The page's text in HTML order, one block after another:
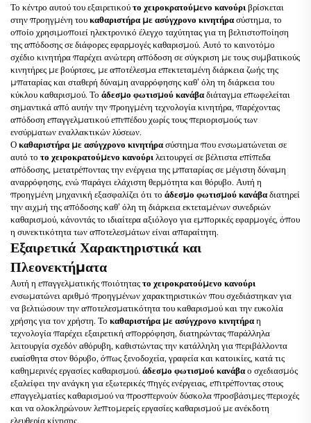
Το κέντρο αυτού του εξαιρετικούτο χειροκρατούμενο κανούρι βρίσκεται
στην προηγμένη τουκαθαριστήρα με ασύγχρονο κινητήρασύστημα, το
οποίο χρησιμοποιεί ηλεκτρονικό έλεγχο ταχύτητας για τη βελτιστοποίηση
της απόδοσης σε διάφορες εφαρμογές καθαρισμού. Αυτό το καινοτόμο
σχέδιο κινητήρα παρέχει ανώτερη απόδοση σε σύγκριση με τους συμβατικούς
κινητήρες με βούρτσες, με αποτέλεσμα επεκτεταμένη διάρκεια ζωής της
μπαταρίας και σταθερή δύναμη αναρρόφησης καθ’ όλη τη διάρκεια του
κύκλου καθαρισμού. Το άδεσμο φωτισμού κανάβαδιάταγμα επωφελείται
σημαντικά από αυτήν την προηγμένη τεχνολογία κινητήρα, παρέχοντας
απόδοση επαγγελματικού επιπέδου χωρίς τους περιορισμούς των
ενσύρματων εναλλακτικών λύσεων.
Οκαθαριστήρα με ασύγχρονο κινητήρασύστημα που ενσωματώνεται σε
αυτό το το χειροκρατούμενο κανούρι λειτουργεί σε βέλτιστα επίπεδα
απόδοσης, μετατρέποντας την ενέργεια της μπαταρίας σε μέγιστη δύναμη
αναρρόφησης, ενώ παράγει ελάχιστη θερμότητα και θόρυβο. Αυτή η
προηγμένη μηχανική εξασφαλίζει ότι το άδεσμο φωτισμού κανάβαδιατηρεί
την αιχμή της απόδοσης καθ’ όλη τη διάρκεια εκτεταμένων συνεδριών
καθαρισμού, κάνοντάς το ιδιαίτερα αξιόλογο για εμπορικές εφαρμογές, όπου
η συνεκτικότητα των αποτελεσμάτων είναι απαραίτητη.
Εξαιρετικά Χαρακτηριστικά και
Πλεονεκτήματα
Αυτή η επαγγελματικής ποιότηταςτο χειροκρατούμενο κανούρι
ενσωματώνει αριθμό προηγμένων χαρακτηριστικών που σχεδιάστηκαν για
να βελτιώσουν την αποτελεσματικότητα του καθαρισμού και την ευκολία
χρήσης για τον χρήστη. Το καθαριστήρα με ασύγχρονο κινητήραη
τεχνολογία παρέχει εξαιρετική απορρόφηση, διατηρώντας παράλληλα
λειτουργία σχεδόν αθόρυβη, καθιστώντας την κατάλληλη για περιβάλλοντα
ευαίσθητα στον θόρυβο, όπως ξενοδοχεία, γραφεία και κατοικίες, κατά τις
καθημερινές εργασίες καθαρισμού. άδεσμο φωτισμού κανάβαο σχεδιασμός
εξαλείφει την ανάγκη για εξωτερικές πηγές ενέργειας, επιτρέποντας στους
επαγγελματίες καθαρισμού να προσπερνούν δύσκολα προσβάσιμες περιοχές
και να ολοκληρώνουν λεπτομερείς εργασίες καθαρισμού με ανέκδοτη
ελευθερία κίνησης.